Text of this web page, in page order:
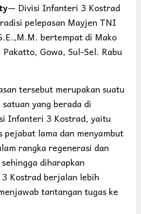
— Divisi Infanteri 3 Kostrad
pelepasan Mayjen TNI
bertempat di Mako
Gowa, Sul-Sel. Rabu
tersebut merupakan suatu
yang berada di
Infanteri 3 Kostrad, yaitu
pejabat lama dan menyambut
rangka regenerasi dan
diharapkan
Kostrad berjalan lebih
tantangan tugas ke